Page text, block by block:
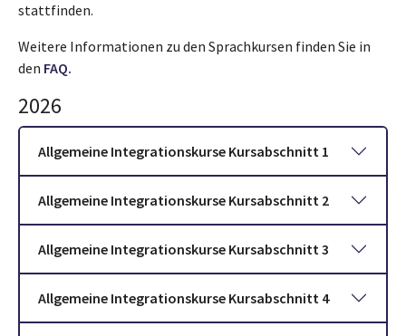
stattfinden.
Weitere Informationen zu den Sprachkursen finden Sie in
den FAQ.
2026
Allgemeine Integrationskurse Kursabschnitt 1
Allgemeine Integrationskurse Kursabschnitt 2
Allgemeine Integrationskurse Kursabschnitt 3
Allgemeine Integrationskurse Kursabschnitt 4